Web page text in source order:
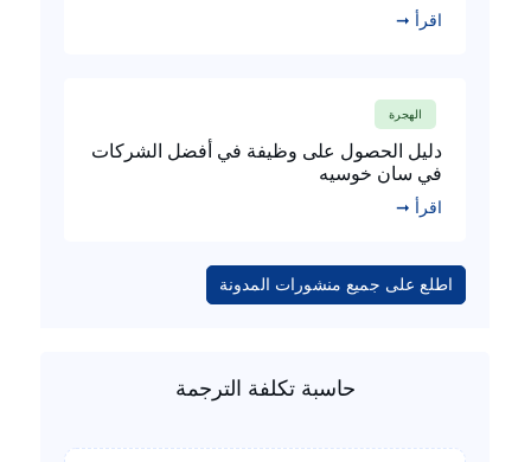
اقرأ ➞
الهجرة
دليل الحصول على وظيفة في أفضل الشركات
في سان خوسيه
اقرأ ➞
اطلع على جميع منشورات المدونة
حاسبة تكلفة الترجمة